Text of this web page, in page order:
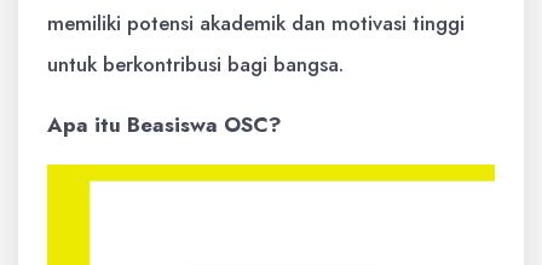
memiliki potensi akademik dan motivasi tinggi
untuk berkontribusi bagi bangsa.
Apa itu Beasiswa OSC?